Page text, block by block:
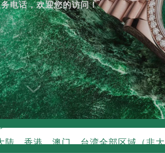
电话，欢迎您的访问！
、香港、澳门、台湾全部区域（非